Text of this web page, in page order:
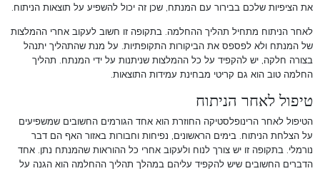
את הציפיות שלכם בבירור עם המנתח, שכן זה יכול להשפיע על תוצאות הניתוח.
לאחר הניתוח מתחיל תהליך ההחלמה. בתקופה זו חשוב לעקוב אחרי ההמלצות
של המנתח ולא לפספס את הביקורות התקופתיות. על מנת שהתהליך יתנהל
בצורה חלקה, יש להקפיד על כל ההמלצות שניתנות על ידי המנתח. תהליך
החלמה טוב הוא גם קריטי מבחינת עמידות התוצאות.
טיפול לאחר הניתוח
הטיפול לאחר הרינופלסטיקה החוזרת הוא אחד הגורמים החשובים שמשפיעים
על הצלחת הניתוח. בימים הראשונים, נפיחות וחבורות באזור האף הם דבר
נורמלי. בתקופה זו יש צורך לנוח ולעקוב אחרי כל ההוראות שהמנתח נתן. אחד
הדברים החשובים שיש להקפיד עליהם במהלך תהליך ההחלמה הוא הגנה על